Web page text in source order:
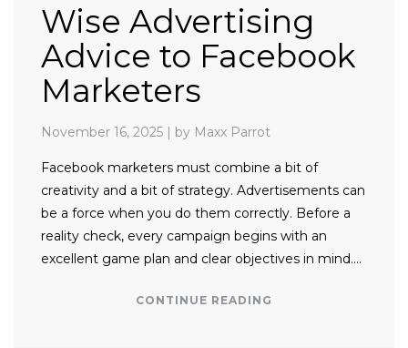
Wise Advertising
Advice to Facebook
Marketers
November 16, 2025 | by Maxx Parrot
Facebook marketers must combine a bit of
creativity and a bit of strategy. Advertisements can
be a force when you do them correctly. Before a
reality check, every campaign begins with an
excellent game plan and clear objectives in mind….
CONTINUE READING